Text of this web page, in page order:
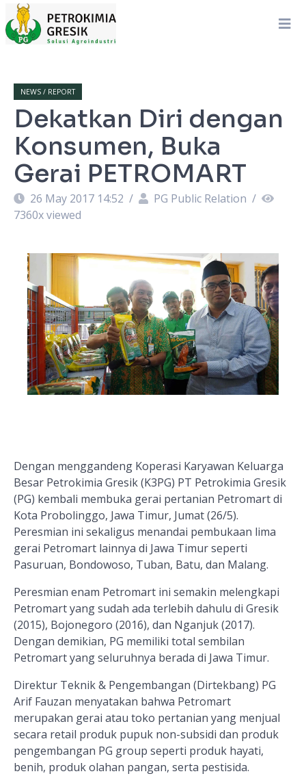
NEWS / REPORT
Dekatkan Diri dengan
Konsumen, Buka
Gerai PETROMART
26 May 2017 14:52 / PG Public Relation /
7360x viewed
Dengan menggandeng Koperasi Karyawan Keluarga
Besar Petrokimia Gresik (K3PG) PT Petrokimia Gresik
(PG) kembali membuka gerai pertanian Petromart di
Kota Probolinggo, Jawa Timur, Jumat (26/5).
Peresmian ini sekaligus menandai pembukaan lima
gerai Petromart lainnya di Jawa Timur seperti
Pasuruan, Bondowoso, Tuban, Batu, dan Malang.
Peresmian enam Petromart ini semakin melengkapi
Petromart yang sudah ada terlebih dahulu di Gresik
(2015), Bojonegoro (2016), dan Nganjuk (2017).
Dengan demikian, PG memiliki total sembilan
Petromart yang seluruhnya berada di Jawa Timur.
Direktur Teknik & Pengembangan (Dirtekbang) PG
Arif Fauzan menyatakan bahwa Petromart
merupakan gerai atau toko pertanian yang menjual
secara retail produk pupuk non-subsidi dan produk
pengembangan PG group seperti produk hayati,
benih, produk olahan pangan, serta pestisida.